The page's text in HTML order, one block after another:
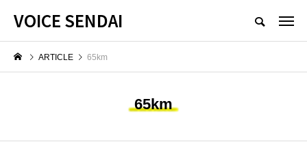
VOICE SENDAI
ARTICLE 65km
65km